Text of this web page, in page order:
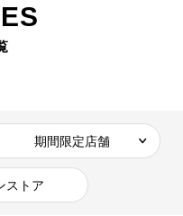
期間限定店舗
ストア